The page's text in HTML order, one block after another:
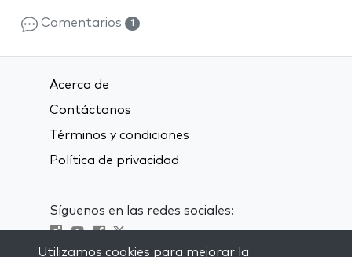
Comentarios 1
Acerca de
Contáctanos
Términos y condiciones
Política de privacidad
Síguenos en las redes sociales:
Utilizamos cookies para mejorar la